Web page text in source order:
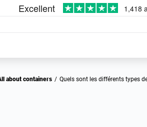
All about containers / Quels sont les différents types